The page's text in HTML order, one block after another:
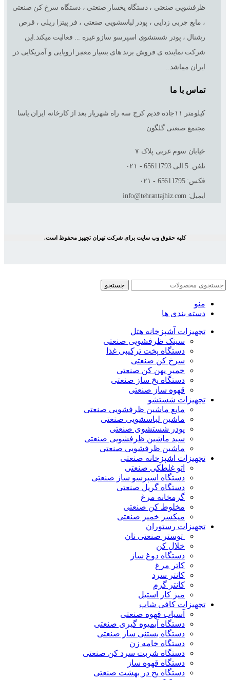
ظرفشویی صنعتی ، دستگاه یخساز صنعتی ، دستگاه سرخ کن صنعتی
، مایع چربی زدایی ، پودر لباسشویی صنعتی ، فر پیتزا ریلی ، قرص
رشنال ، پودر شستشوی اسپرسو سازو غیره ... فعالیت میکند.این
شرکت نماینده ی فروش برند های بسیار معتبر اروپایی و آمریکایی در
ایران میباشد..
تماس با ما
کیلومتر ١١جاده قدیم کرج سه راه شهریار بعد از کارخانه ایران یاسا
مجتمع صنعتی گلگون
خیابان سوم غربی پلاک ٧
تلفن: 5 الی 65611793 - ۰۲۱
فکس: 65611795 - ۰۲۱
ایمیل: info@tehrantajhiz.com
کلیه حقوق وب سایت برای شرکت تهران تجهیز محفوظ است.
جستجو
منو
دسته بندی ها
تجهیزات آشپزخانه هتل
سینک ظرفشویی صنعتی
دستگاه پخت ترکیبی غذا
سرخ کن صنعتی
خمیر پهن کن صنعتی
دستگاه یخ ساز صنعتی
قهوه ساز صنعتی
تجهیزات شستشو
مایع ماشین ظرفشویی صنعتی
ماشین لباسشویی صنعتی
پودر شستشوی صنعتی
سبد ماشین ظرفشویی صنعتی
ماشین ظرفشویی صنعتی
تجهیزات اشپزخانه صنعتی
اتو غلطکی صنعتی
دستگاه اسپرسو ساز صنعتی
دستگاه گریل صنعتی
گرمخانه مرغ
مخلوط کن صنعتی
میکسر خمیر صنعتی
تجهیزات رستوران
توستر صنعتی نان
خلال کن
دستگاه دوغ ساز
کاتر مرغ
کانتر سرد
کانتر گرم
میز کار استیل
تجهیزات کافی شاپ
آسیاب قهوه صنعتی
دستگاه آبمیوه گیری صنعتی
دستگاه بستنی ساز صنعتی
دستگاه خامه زن
دستگاه شربت سرد کن صنعتی
دستگاه قهوه ساز
دستگاه یخ در بهشت صنعتی